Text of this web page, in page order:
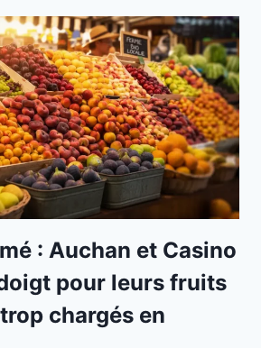
: Auchan et Casino
pour leurs fruits
chargés en